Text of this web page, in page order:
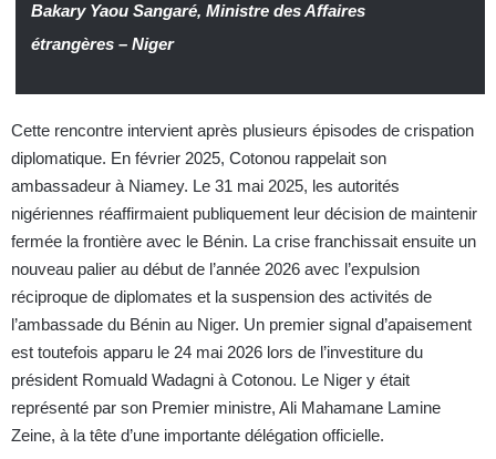
Bakary Yaou Sangaré, Ministre des Affaires
étrangères – Niger
Cette rencontre intervient après plusieurs épisodes de crispation
diplomatique. En février 2025, Cotonou rappelait son
ambassadeur à Niamey. Le 31 mai 2025, les autorités
nigériennes réaffirmaient publiquement leur décision de maintenir
fermée la frontière avec le Bénin. La crise franchissait ensuite un
nouveau palier au début de l’année 2026 avec l’expulsion
réciproque de diplomates et la suspension des activités de
l’ambassade du Bénin au Niger. Un premier signal d’apaisement
est toutefois apparu le 24 mai 2026 lors de l’investiture du
président Romuald Wadagni à Cotonou. Le Niger y était
représenté par son Premier ministre, Ali Mahamane Lamine
Zeine, à la tête d’une importante délégation officielle.